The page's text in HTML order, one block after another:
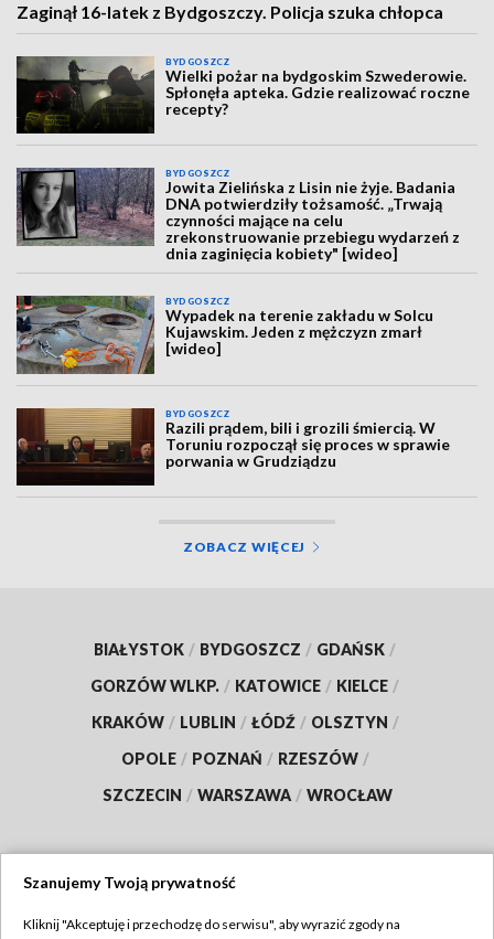
Zaginął 16-latek z Bydgoszczy. Policja szuka chłopca
BYDGOSZCZ
Wielki pożar na bydgoskim Szwederowie.
Spłonęła apteka. Gdzie realizować roczne
recepty?
BYDGOSZCZ
Jowita Zielińska z Lisin nie żyje. Badania
DNA potwierdziły tożsamość. „Trwają
czynności mające na celu
zrekonstruowanie przebiegu wydarzeń z
dnia zaginięcia kobiety" [wideo]
BYDGOSZCZ
Wypadek na terenie zakładu w Solcu
Kujawskim. Jeden z mężczyzn zmarł
[wideo]
BYDGOSZCZ
Razili prądem, bili i grozili śmiercią. W
Toruniu rozpoczął się proces w sprawie
porwania w Grudziądzu
ZOBACZ WIĘCEJ
BIAŁYSTOK / BYDGOSZCZ / GDAŃSK /
GORZÓW WLKP. / KATOWICE / KIELCE /
KRAKÓW / LUBLIN / ŁÓDŹ / OLSZTYN /
OPOLE / POZNAŃ / RZESZÓW /
SZCZECIN / WARSZAWA / WROCŁAW
Szanujemy Twoją prywatność
Kliknij "Akceptuję i przechodzę do serwisu", aby wyrazić zgody na